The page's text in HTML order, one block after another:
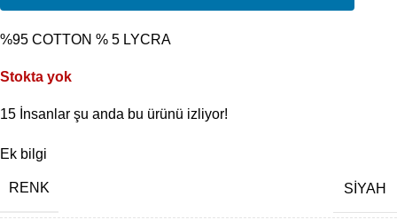
%95 COTTON % 5 LYCRA
Stokta yok
15 İnsanlar şu anda bu ürünü izliyor!
Ek bilgi
RENK SİYAH